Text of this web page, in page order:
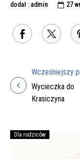
dodał : admin  27
Nawigacja
wpisu
Wcześniejszy
Wycieczka do
Krasiczyna
Dla rodziców